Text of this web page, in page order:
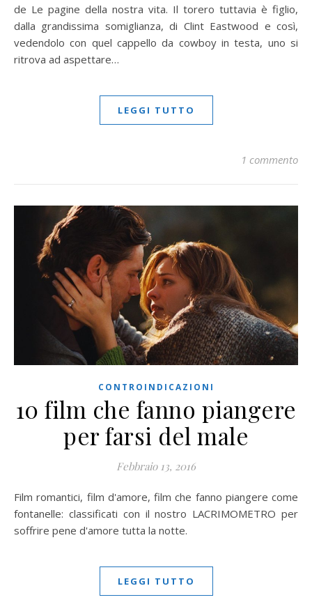
de Le pagine della nostra vita. Il torero tuttavia è figlio,
dalla grandissima somiglianza, di Clint Eastwood e così,
vedendolo con quel cappello da cowboy in testa, uno si
ritrova ad aspettare…
LEGGI TUTTO
1 commento
CONTROINDICAZIONI
10 film che fanno piangere
per farsi del male
Febbraio 13, 2016
Film romantici, film d'amore, film che fanno piangere come
fontanelle: classificati con il nostro LACRIMOMETRO per
soffrire pene d'amore tutta la notte.
LEGGI TUTTO